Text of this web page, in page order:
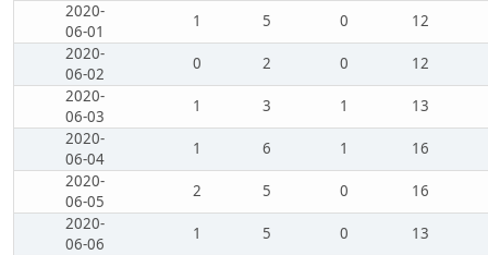
2020-
06-01
1 5 0
12
2020-
06-02
0 2 0
12
2020-
06-03
1 3 1
13
2020-
06-04
1 6 1
16
2020-
06-05
2 5 0
16
2020-
06-06
1 5 0
13